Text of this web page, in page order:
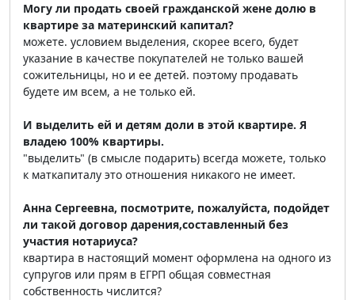
Могу ли продать своей гражданской жене долю в
квартире за материнский капитал?
можете. условием выделения, скорее всего, будет
указание в качестве покупателей не только вашей
сожительницы, но и ее детей. поэтому продавать
будете им всем, а не только ей.
И выделить ей и детям доли в этой квартире. Я
владею 100% квартиры.
"выделить" (в смысле подарить) всегда можете, только
к маткапиталу это отношения никакого не имеет.
Анна Сергеевна, посмотрите, пожалуйста, подойдет
ли такой договор дарения,составленный без
участия нотариуса?
квартира в настоящий момент оформлена на одного из
супругов или прям в ЕГРП общая совместная
собственность числится?